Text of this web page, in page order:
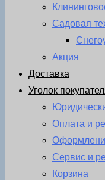
Садовая
Акция
Доставка
Уголок
Оплата и
Сервис и
Корзина